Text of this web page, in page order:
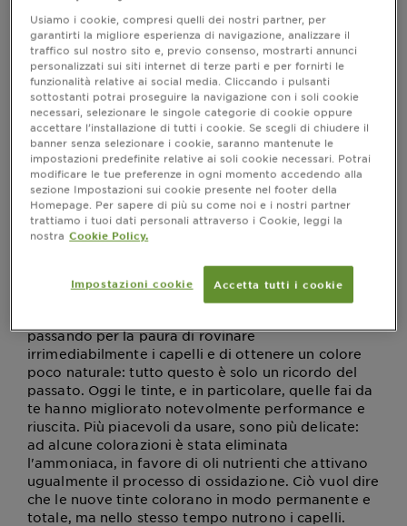
capelli fai te perfetta e duratura come quella del
parrucchiere.
Colorazione capelli: una guida al fai da
te
Sette donne su 10 si colorano i capelli per vari
motivi (nell'ordine: coprire i capelli bianchi,
schiarirli, cambiare look e rendere il proprio colore
più brillante), e il 37% di queste ricorre alle
colorazioni a domicilio. Con ottimi risultati: il 94,4%
di loro si dichiara soddisfatta dei risultati ottenuti
(fonti Astra Ricerche). Un grande risultato se si
pensa che solo fino a qualche anno fa intorno alla
colorazione gravitavano i timori più disparati. Dalla
passando per la paura di rovinare
irrimediabilmente i capelli e di ottenere un colore
poco naturale: tutto questo è solo un ricordo del
passato. Oggi le tinte, e in particolare, quelle fai da
te hanno migliorato notevolmente performance e
riuscita. Più piacevoli da usare, sono più delicate:
ad alcune colorazioni è stata eliminata
l'ammoniaca, in favore di oli nutrienti che attivano
ugualmente il processo di ossidazione. Ciò vuol dire
che le nuove tinte colorano in modo permanente e
totale, ma nello stesso tempo nutrono i capelli.
Usiamo i cookie, compresi quelli dei nostri partner, per
garantirti la migliore esperienza di navigazione, analizzare il
traffico sul nostro sito e, previo consenso, mostrarti annunci
personalizzati sui siti internet di terze parti e per fornirti le
funzionalità relative ai social media. Cliccando i pulsanti
sottostanti potrai proseguire la navigazione con i soli cookie
necessari, selezionare le singole categorie di cookie oppure
accettare l’installazione di tutti i cookie. Se scegli di chiudere il
banner senza selezionare i cookie, saranno mantenute le
impostazioni predefinite relative ai soli cookie necessari. Potrai
modificare le tue preferenze in ogni momento accedendo alla
sezione Impostazioni sui cookie presente nel footer della
Homepage. Per sapere di più su come noi e i nostri partner
trattiamo i tuoi dati personali attraverso i Cookie, leggi la
nostra Cookie Policy.
Impostazioni cookie Accetta tutti i cookie